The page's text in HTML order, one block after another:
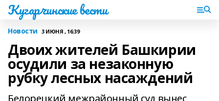
Кугарчинские вести
Новости 3 ИЮНЯ , 16:39
Двоих жителей Башкирии
осудили за незаконную
рубку лесных насаждений
Белорецкий межрайонный суд вынес